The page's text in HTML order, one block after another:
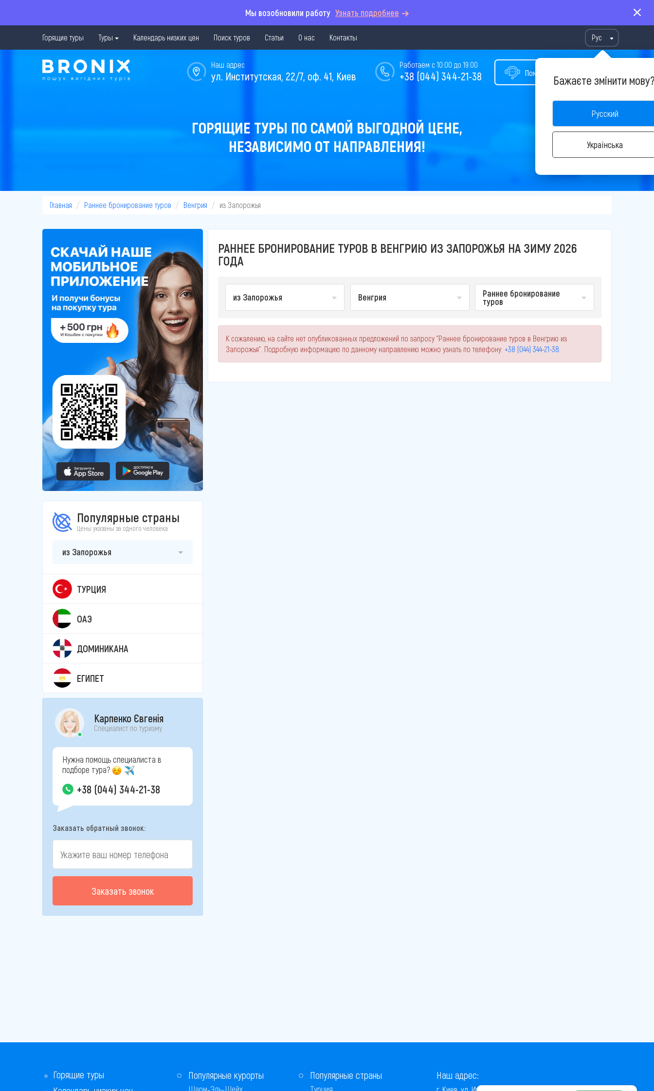
Мы возобновили работу Узнать подробнее
Горящие туры Туры Календарь низких цен Поиск туров Статьи О нас Контакты Рус
Бажаєте змінити
Русский
Українська
Помощь в подборе тура
Работаем с 10:00 до 19:00
+38 (044) 344-21-38
Наш адрес
ул. Институтская, 22/7, оф. 41, Киев
ГОРЯЩИЕ ТУРЫ ПО САМОЙ ВЫГОДНОЙ ЦЕНЕ,
НЕЗАВИСИМО ОТ НАПРАВЛЕНИЯ!
Главная Раннее бронирование туров Венгрия из Запорожья
Популярные страны
Цены указаны за одного человека
из Запорожья
ТУРЦИЯ
ОАЭ
ДОМИНИКАНА
ЕГИПЕТ
Карпенко Євгенія
Специалист по туризму
Нужна помощь специалиста в
подборе тура?
+38 (044) 344-21-38
Заказать обратный звонок:
Заказать звонок
РАННЕЕ БРОНИРОВАНИЕ ТУРОВ В ВЕНГРИЮ ИЗ ЗАПОРОЖЬЯ НА ЗИМУ 2026
ГОДА
из Запорожья Венгрия Раннее бронирование
туров
К сожалению, на сайте нет опубликованных предложений по запросу "Раннее бронирование туров в Венгрию из
Запорожья". Подробную информацию по данному направлению можно узнать по телефону: +38 (044) 344-21-38
Горящие туры
Популярные курорты Популярные страны Наш адрес:
г. Киев, ул. Институтская, 22/7, оф. 41